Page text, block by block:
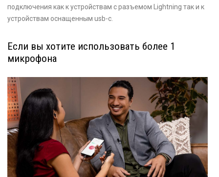
подключения как к устройствам с разъемом Lightning так и к
устройствам оснащенным usb-c.
Если вы хотите использовать более 1
микрофона